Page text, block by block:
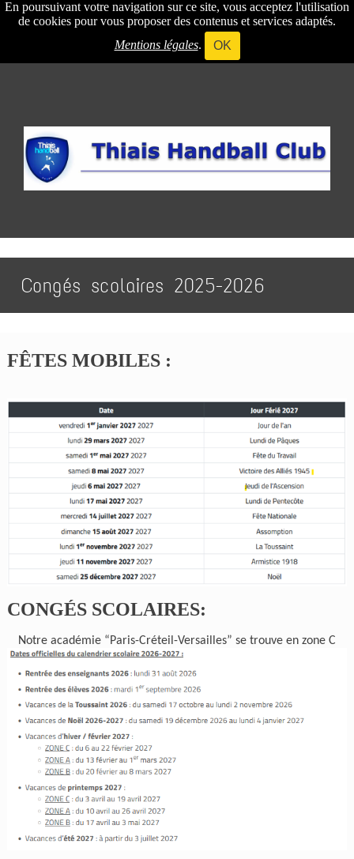
En poursuivant votre navigation sur ce site, vous acceptez l'utilisation
de cookies pour vous proposer des contenus et services adaptés.
Mentions légales. OK
Congés scolaires 2025-2026
FÊTES MOBILES :
CONGÉS SCOLAIRES:
Notre académie “Paris-Créteil-Versailles” se trouve en zone C